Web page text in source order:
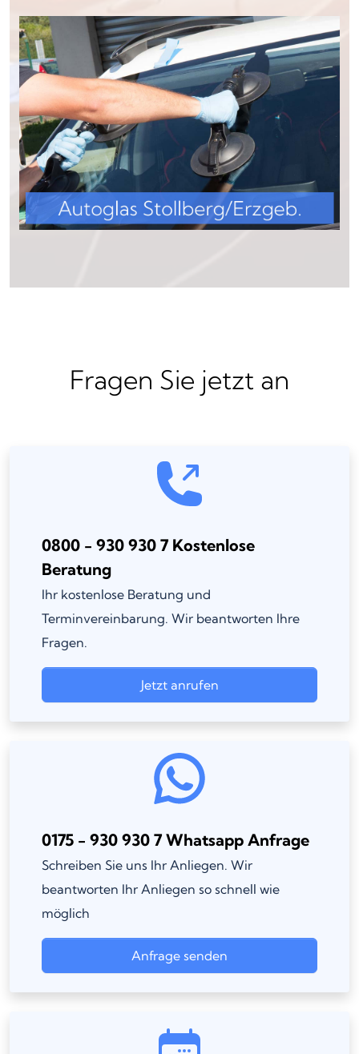
Fragen Sie jetzt an
0800 - 930 930 7 Kostenlose
Beratung
Ihr kostenlose Beratung und
Terminvereinbarung. Wir beantworten Ihre
Fragen.
Jetzt anrufen
0175 - 930 930 7 Whatsapp Anfrage
Schreiben Sie uns Ihr Anliegen. Wir
beantworten Ihr Anliegen so schnell wie
möglich
Anfrage senden